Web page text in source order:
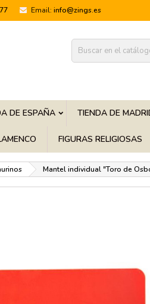
Email: info@zings.es
DE ESPAÑA TIENDA DE
FIGURAS RELIGIOSAS
Mantel individual "Toro de